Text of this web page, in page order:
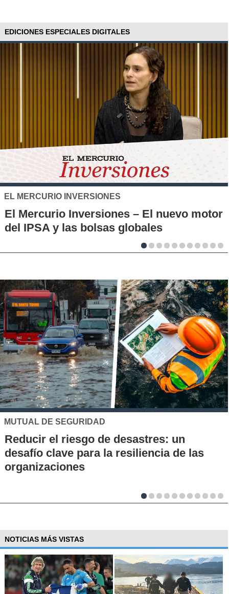
EDICIONES ESPECIALES DIGITALES
motor
SANTO TOMÁS
IP-CFT Santo Tomás y Red
Municipales firman alianza
la innovación en los
un
de las
UC
Los 70 años de la Carrera
la UC: Conoce su historia,
al desarrollo científico del
NOTICIAS MÁS VISTAS